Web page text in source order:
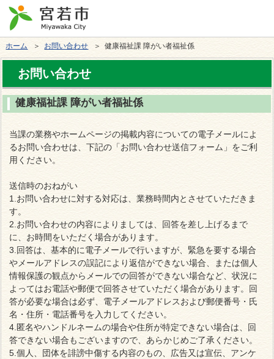
ホーム ＞ お問い合わせ ＞ 健康福祉課 障がい者福祉係
お問い合わせ
健康福祉課 障がい者福祉係
当課の業務やホームページの掲載内容についての電子メールによ
るお問い合わせは、下記の「お問い合わせ送信フォーム」をご利
用ください。
送信時のおねがい
1.お問い合わせに対する対応は、業務時間内とさせていただきま
す。
2.お問い合わせの内容によりましては、回答を差し上げるまで
に、お時間をいただく場合があります。
3.回答は、基本的に電子メールで行いますが、緊急を要する場合
やメールアドレスの誤記により返信ができない場合、または個人
情報保護の観点からメールでの回答ができない場合など、状況に
よってはお電話や郵便で回答させていただく場合があります。回
答が必要な場合は必ず、電子メールアドレスおよび郵便番号・氏
名・住所・電話番号を入力してください。
4.匿名やハンドルネームの場合や住所が特定できない場合は、回
答できない場合もございますので、あらかじめご了承ください。
5.個人、団体を誹謗中傷する内容のもの、広告又は宣伝、アンケ